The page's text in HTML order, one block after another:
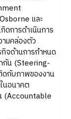
และ
ดการดำเนินการ
ามคล่องตัว
จด้านการกำหนด
กัน (Steering-
ดกับภาพของงาน
นอนาคต
(Accountable